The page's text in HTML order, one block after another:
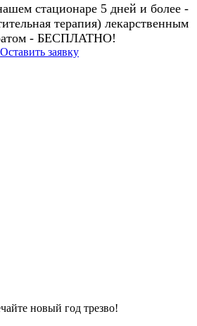
стационаре 5 дней и более -
терапия) лекарственным
- БЕСПЛАТНО!
Оставить заявку